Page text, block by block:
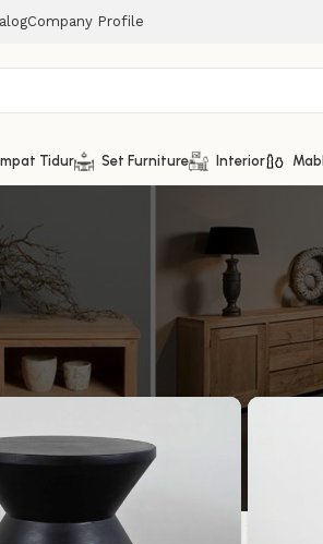
Company Profile
Tidur Set Furniture Interior